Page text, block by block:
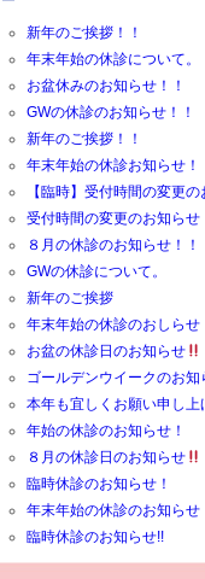
新年のご挨拶！！
年末年始の休診について。
お盆休みのお知らせ！！
GWの休診のお知らせ！！
新年のご挨拶！！
年末年始の休診お知らせ！
【臨時】受付時間の変更
受付時間の変更のお知らせ
８月の休診のお知らせ！！
GWの休診について。
新年のご挨拶
年末年始の休診のおしらせ
お盆の休診日のお知らせ
ゴールデンウイークのお知
本年も宜しくお願い申し上
年始の休診のお知らせ！
８月の休診日のお知らせ
臨時休診のお知らせ！
年末年始の休診のお知らせ
臨時休診のお知らせ!!